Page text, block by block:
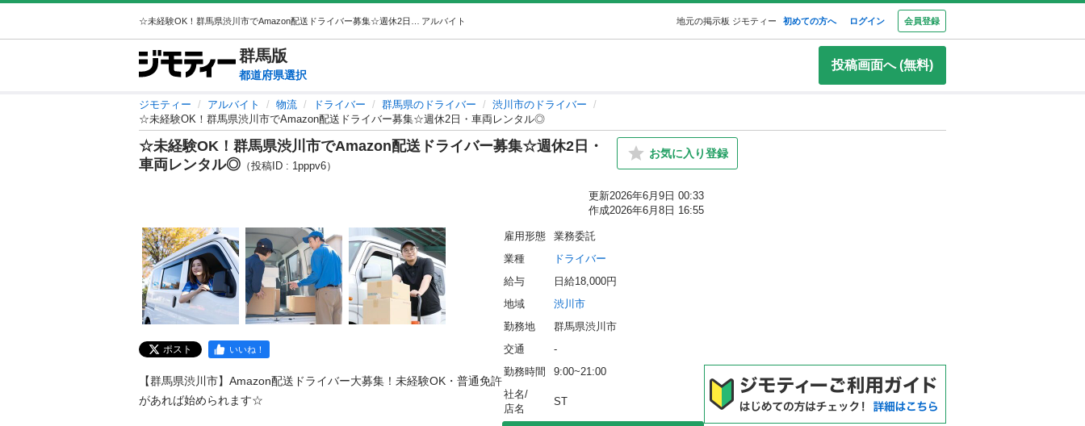
アルバイト 地元の掲示板 ジモティー 初めての方へ ログイン 会員登録
群馬版
都道府県選択
投稿画面へ (無料)
ジモティー アルバイト 物流 ドライバー 群馬県のドライバー
渋川市のドライバー
☆未経験OK！群馬県渋川市でAmazon配送ドライバー募集☆週休2日・車両レンタル◎
☆未経験OK！群馬県渋川市でAmazon配送ドライバー募集☆週休2日・
車両レンタル◎ （投稿ID : 1pppv6）
お気に入り登録
更新2026年6月9日 00:33
作成2026年6月8日 16:55
ポスト いいね！
【群馬県渋川市】Amazon配送ドライバー大募集！未経験OK・普通免許
があれば始められます☆
雇用形態
業務委託
業種
ドライバー
給与
日給18,000円
地域
渋川市
勤務地
群馬県渋川市
交通
-
勤務時間
9:00~21:00
社名/
店名
ST